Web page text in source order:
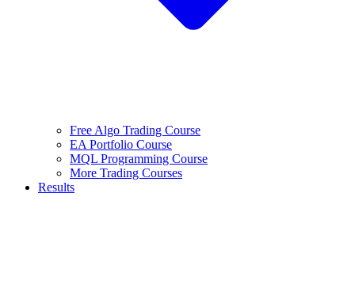
Free Algo Trading Course
EA Portfolio Course
MQL Programming Course
More Trading Courses
Results